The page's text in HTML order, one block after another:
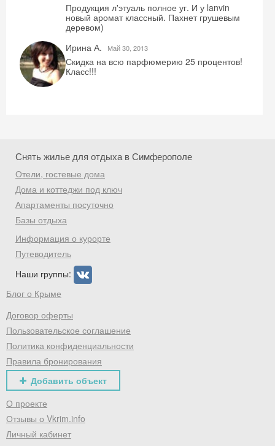
Продукция л'этуаль полное уг. И у lanvin
новый аромат классный. Пахнет грушевым
деревом)
Ирина А.
Май 30, 2013
Скидка на всю парфюмерию 25 процентов!
Класс!!!
Снять жилье для отдыха в Симферополе
Отели, гостевые дома
Дома и коттеджи под ключ
Апартаменты посуточно
Базы отдыха
Информация о курорте
Путеводитель
Наши группы:
Блог о Крыме
Договор оферты
Пользовательское соглашение
Политика конфиденциальности
Правила бронирования
Добавить объект
О проекте
Отзывы о Vkrim.info
Личный кабинет